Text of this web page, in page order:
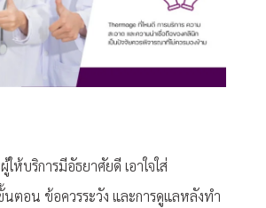
ห้บริการมีอัธยาศัยดี เอาใจใส่
นตอน ข้อควรระวัง และการดูแลหลังทำ